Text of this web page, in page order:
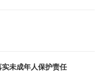
未成年人保护责任